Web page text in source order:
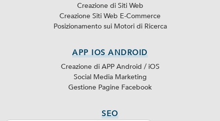
Creazione di Siti Web
Creazione Siti Web E-Commerce
Posizionamento sui Motori di Ricerca
APP IOS ANDROID
Creazione di APP Android / iOS
Social Media Marketing
Gestione Pagine Facebook
SEO